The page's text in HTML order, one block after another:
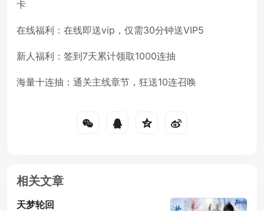
卡
在线福利：在线即送vip，仅需30分钟送VIP5
新人福利：签到7天累计领取1000连抽
海量十连抽：通关主线章节，狂送10连召唤
相关文章
天梦轮回